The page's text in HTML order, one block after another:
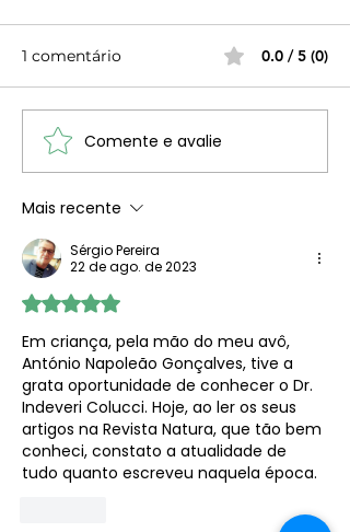
1 comentário 0.0 / 5 (0)
Comente e avalie
Mais recente
Sérgio Pereira
22 de ago. de 2023
Avaliado com 5 de 5 estrelas.
Em criança, pela mão do meu avô,
António Napoleão Gonçalves, tive a
grata oportunidade de conhecer o Dr.
Indeveri Colucci. Hoje, ao ler os seus
artigos na Revista Natura, que tão bem
conheci, constato a atualidade de
tudo quanto escreveu naquela época.